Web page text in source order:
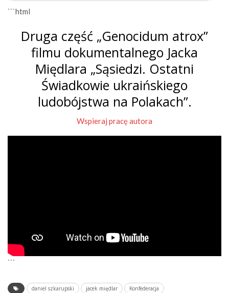
```html
Druga część „Genocidum atrox”
filmu dokumentalnego Jacka
Międlara „Sąsiedzi. Ostatni
Świadkowie ukraińskiego
ludobójstwa na Polakach”.
Wspieraj pracę autora
```
daniel szkarupski jacek międlar
Konfederacja